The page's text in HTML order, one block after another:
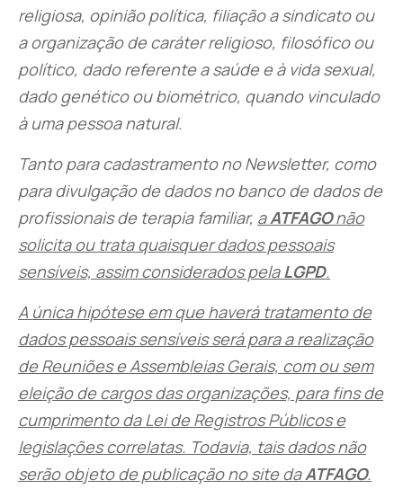
religiosa, opinião política, filiação a sindicato ou
a organização de caráter religioso, filosófico ou
político, dado referente a saúde e à vida sexual,
dado genético ou biométrico, quando vinculado
à uma pessoa natural.
Tanto para cadastramento no Newsletter, como
para divulgação de dados no banco de dados de
profissionais de terapia familiar, aATFAGOnão
solicita ou trata quaisquer dados pessoais
sensíveis, assim considerados pelaLGPD.
A única hipótese em que haverá tratamento de
dados pessoais sensíveis será para a realização
de Reuniões e Assembleias Gerais, com ou sem
eleição de cargos das organizações, para fins de
cumprimento da Lei de Registros Públicos e
legislações correlatas. Todavia, tais dados não
serão objeto de publicação no site daATFAGO.